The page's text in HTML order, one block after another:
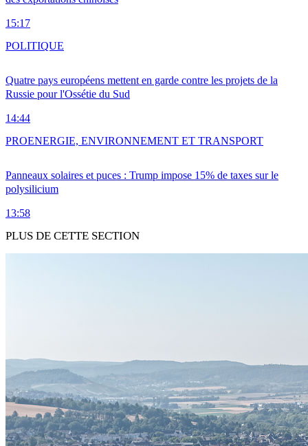
15:17
Quatre pays européens mettent en garde contre les projets de la
Russie pour l'Ossétie du Sud
14:44
POLITIQUE
Panneaux solaires et puces : Trump impose 15% de taxes sur le
polysilicium
13:58
PROENERGIE, ENVIRONNEMENT ET TRANSPORT
PLUS DE CETTE SECTION